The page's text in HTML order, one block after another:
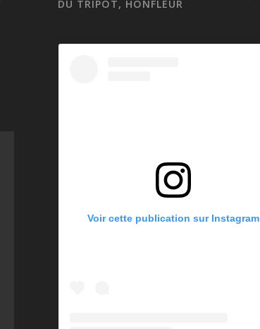
DU TRIPOT, HONFLEUR
Voir cette publication sur Instagram